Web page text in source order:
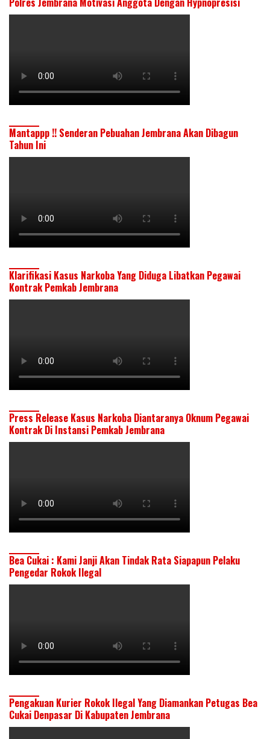
Mantappp !! Senderan Pebuahan Jembrana Akan Dibagun
Tahun Ini
Klarifikasi Kasus Narkoba Yang Diduga Libatkan Pegawai
Kontrak Pemkab Jembrana
Press Release Kasus Narkoba Diantaranya Oknum Pegawai
Kontrak Di Instansi Pemkab Jembrana
Bea Cukai : Kami Janji Akan Tindak Rata Siapapun Pelaku
Pengedar Rokok Ilegal
Pengakuan Kurier Rokok Ilegal Yang Diamankan Petugas Bea
Cukai Denpasar Di Kabupaten Jembrana